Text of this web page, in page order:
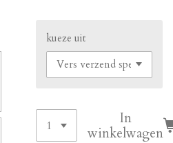
kueze uit
In
winkelwagen